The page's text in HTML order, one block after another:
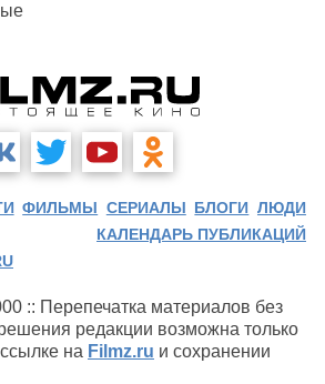
ФИЛЬМЫ СЕРИАЛЫ БЛОГИ ЛЮДИ
КАЛЕНДАРЬ ПУБЛИКАЦИЙ
:: Перепечатка материалов без
редакции возможна только
на Filmz.ru и сохранении